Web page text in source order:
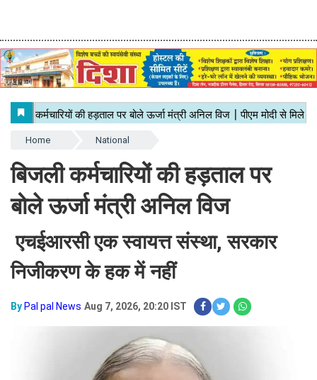
Home National
बिजली कर्मचारियों की हड़ताल पर
बोले ऊर्जा मंत्री अनिल विज
एचईआरसी एक स्वायत्त संस्था, सरकार
निजीकरण के हक में नहीं
By Pal pal News Aug 7, 2026, 20:20 IST